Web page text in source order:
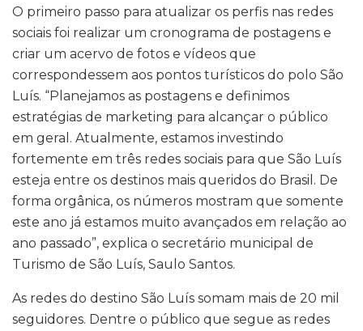
O primeiro passo para atualizar os perfis nas redes
sociais foi realizar um cronograma de postagens e
criar um acervo de fotos e vídeos que
correspondessem aos pontos turísticos do polo São
Luís. “Planejamos as postagens e definimos
estratégias de marketing para alcançar o público
em geral. Atualmente, estamos investindo
fortemente em três redes sociais para que São Luís
esteja entre os destinos mais queridos do Brasil. De
forma orgânica, os números mostram que somente
este ano já estamos muito avançados em relação ao
ano passado”, explica o secretário municipal de
Turismo de São Luís, Saulo Santos.
As redes do destino São Luís somam mais de 20 mil
seguidores. Dentre o público que segue as redes